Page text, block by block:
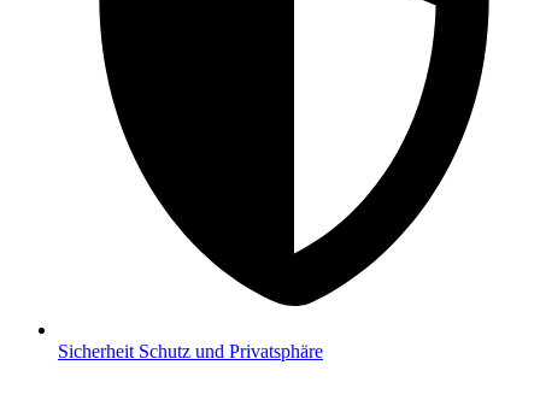
Sicherheit Schutz und Privatsphäre